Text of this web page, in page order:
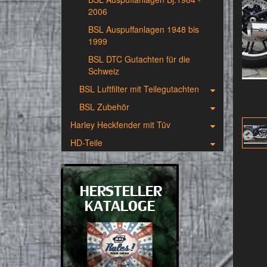
2006
BSL Auspuffanlagen 1948 bis
1999
BSL DTC Gutachten für die
Schweiz
BSL Luftfilter mit Teilegutachten
BSL Zubehör
Harley Heckfender mit Tüv
HD-Teile